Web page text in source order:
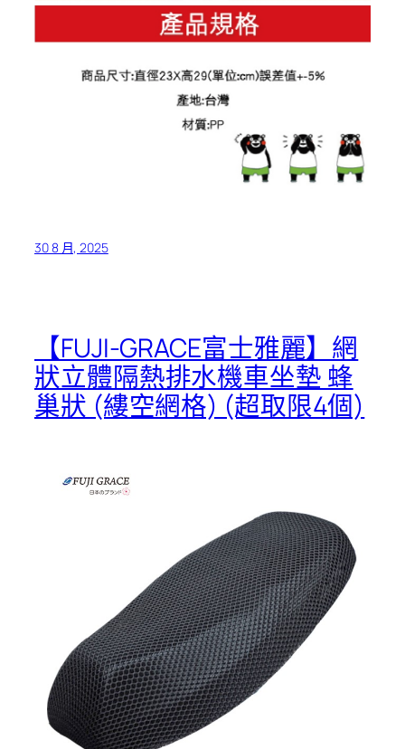
30 8 月, 2025
【FUJI-GRACE富士雅麗】網
狀立體隔熱排水機車坐墊 蜂
巢狀 (縷空網格) (超取限4個)